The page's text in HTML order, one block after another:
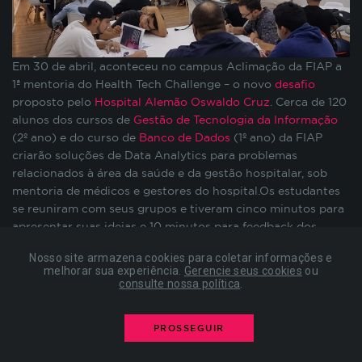
Nosso site armazena cookies para coletar informações e
melhorar sua experiência. Gerencie seus cookies ou
consulte nossa política
PROSSEGUIR
Em 30 de abril, aconteceu no campus Aclimação da FIAP a
1ª mentoria do Health Tech Challenge – o novo desafio
proposto pelo Hospital Alemão Oswaldo Cruz . Cerca de 120
alunos dos cursos de Gestão de Tecnologia da Informação
(2º ano) e do curso de Banco de Dados (1º ano) da FIAP
criarão soluções de Data Analytics para problemas
relacionados à área da saúde e da gestão hospitalar, sob
mentoria de médicos e gestores do hospital.Os estudantes
se reuniram com seus grupos e tiveram cinco minutos para
apresentar suas ideias e 10 minutos para feedback dos
Médica) e Kenneth Almeida (Superintendente de Inovação
Pesquisa e Educação) foram os mentores do Hospital
Alcides Araújo, da FIAP, auxiliaram os alunos nas
mentorias.Em suas apresentações, os grupos mostraram um
preenchimento de formulários, contagem de
visitas para a medição de performance de
páginas, entre outros. Todos armazenados sem a
possibilidade de identificação pessoal. Ao
configurar seu navegador para bloquear esses
cookies, algumas partes do site podem não
funcionar.
COOKIES DE PUBLICIDADE
Estes cookies são estabelecidos por nossos
compor um perfil sobre seus interesses e, a partir
disso, mostrar anúncios relevantes para você em
outros sites. As informações armazenadas são